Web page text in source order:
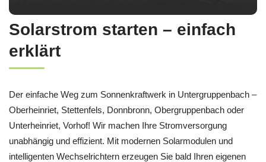
Solarstrom starten – einfach
erklärt
Der einfache Weg zum Sonnenkraftwerk in Untergruppenbach –
Oberheinriet, Stettenfels, Donnbronn, Obergruppenbach oder
Unterheinriet, Vorhof! Wir machen Ihre Stromversorgung
unabhängig und effizient. Mit modernen Solarmodulen und
intelligenten Wechselrichtern erzeugen Sie bald Ihren eigenen